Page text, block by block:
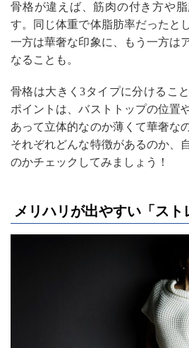
骨格が違えば、筋肉の付き方や
す。同じ体重で体脂肪率だったと
一方は華奢な印象に、もう一方は
なることも。
骨格は大きく3タイプに分けるこ
ポイントは、バストトップの位置
あって立体的なのか薄くて華奢な
それぞれどんな特徴があるのか、
のかチェックしてみましょう！
メリハリが出やすい「スト